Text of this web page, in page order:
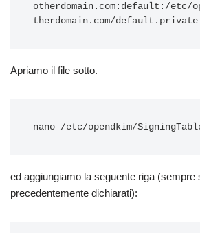
otherdomain.com:default:/etc/
Apriamo il file sotto.
ed aggiungiamo la seguente riga (sempre
precedentemente dichiarati):